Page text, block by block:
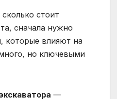
стоит
сначала нужно
которые влияют на
но ключевыми
—